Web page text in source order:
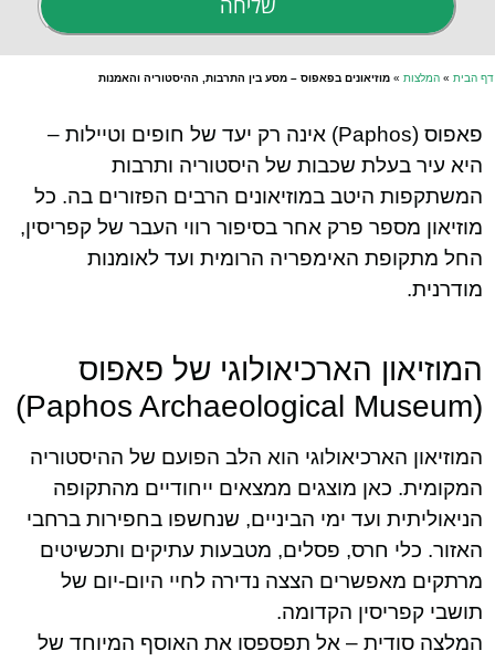
דף הבית » המלצות » מוזיאונים בפאפוס – מסע בין התרבות, ההיסטוריה והאמנות
פאפוס (Paphos) אינה רק יעד של חופים וטיילות –
היא עיר בעלת שכבות של היסטוריה ותרבות
המשתקפות היטב במוזיאונים הרבים הפזורים בה. כל
מוזיאון מספר פרק אחר בסיפור רווי העבר של קפריסין,
החל מתקופת האימפריה הרומית ועד לאומנות
מודרנית.
המוזיאון הארכיאולוגי של פאפוס
(Paphos Archaeological Museum)
המוזיאון הארכיאולוגי הוא הלב הפועם של ההיסטוריה
המקומית. כאן מוצגים ממצאים ייחודיים מהתקופה
הניאוליתית ועד ימי הביניים, שנחשפו בחפירות ברחבי
האזור. כלי חרס, פסלים, מטבעות עתיקים ותכשיטים
מרתקים מאפשרים הצצה נדירה לחיי היום-יום של
תושבי קפריסין הקדומה.
המלצה סודית – אל תפספסו את האוסף המיוחד של